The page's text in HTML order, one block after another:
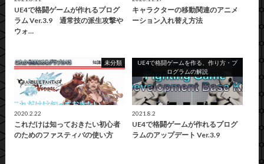
UE4で格闘ゲームが作れるプログ
ラム Ver.3.9 通常技の派生攻撃や
ウォ…
キャラクターの移動関連のアニメ
ーション入れ替え方法
未分類
2020.2.22
これだけは知っておきたい初心者
のためのファスティバの使い方
UE4で格闘ゲームを作る、作り方・プ
ログラムの解説
2021.8.2
UE4で格闘ゲームが作れるプログ
ラムのアップデート Ver.3.9